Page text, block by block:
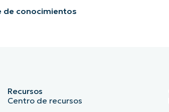
de conocimientos
Recursos
Centro de recursos